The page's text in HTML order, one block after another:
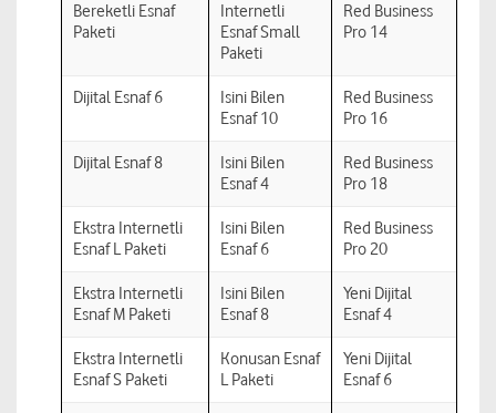
Bereketli Esnaf
Paketi
Internetli
Esnaf Small
Paketi
Red Business
Pro 14
Dijital Esnaf 6
Isini Bilen
Esnaf 10
Red Business
Pro 16
Dijital Esnaf 8
Isini Bilen
Esnaf 4
Red Business
Pro 18
Ekstra Internetli
Esnaf L Paketi
Isini Bilen
Esnaf 6
Red Business
Pro 20
Ekstra Internetli
Esnaf M Paketi
Isini Bilen
Esnaf 8
Yeni Dijital
Esnaf 4
Ekstra Internetli
Esnaf S Paketi
Konusan Esnaf
L Paketi
Yeni Dijital
Esnaf 6